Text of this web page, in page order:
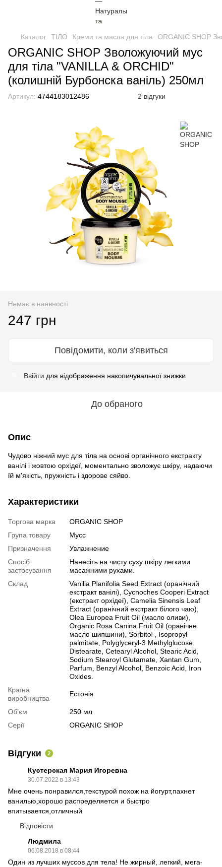
Каталог ТІЛО Креми та масла для тіла ORGANIC SHOP
ORGANIC SHOP Зволожуючий мус
для тіла "VANILLA & ORCHID"
(колишній Бурбонска ваніль) 250мл
Артикул: 4744183012486 2 відгуки
Немає в наявності
247 грн
Повідомити, коли з'явиться
Ввійти для відображення накопичувальної знижки
До обраного
Опис
Чудово ніжний мус для тіла на основі органічного екстракту
ванілі і жовтою орхідеї, моментально зволожує шкіру, надаючи
їй м'якість, пружність і здорове сяйво.
Характеристики
Торгова марка
ORGANIC SHOP
Група товару
Мусс
Призначення
Увлажнение
Спосіб
застосування
Нанесіть на чисту суху шкіру легкими
масажними рухами.
Склад
Vanilla Planifolia Seed Extract (оранічний
екстракт ванілі), Cycnoches Cooperi Extract
(екстракт орхідеї), Camelia Sinensis Leaf
Extract (оранічний екстракт білого чаю),
Olea Europea Fruit Oil (масло оливи),
Organic Rosa Canina Fruit Oil (оранічне
масло шипшини), Sorbitol , Isopropyl
palmitate, Polyglyceryl-3 Methylglucose
Distearate, Cetearyl Alcohol, Stearic Acid,
Sodium Stearoyl Glutamate, Xantan Gum,
Parfum, Benzyl Alcohol, Benzoic Acid, Iron
Oxides.
Країна
виробництва
Естонія
Об'єм
250 мл
Серії
ORGANIC SHOP
Відгуки 2
Кустерская Мария Игоревна
30.07.2022 в 13:43
Мне очень понравился,текстурой похож на йогурт,пахнет
ванилью,хорошо распределяется и быстро
впитывается,отличный
Відповісти
Людмила
06.08.2018 в 08:44
Один из лучших муссов для тела! Не жирный, легкий, мега-